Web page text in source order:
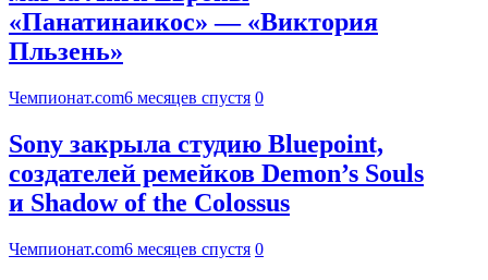
«Панатинаикос» — «Виктория
Пльзень»
Чемпионат.com6 месяцев спустя 0
Sony закрыла студию Bluepoint,
создателей ремейков Demon’s Souls
и Shadow of the Colossus
Чемпионат.com6 месяцев спустя 0